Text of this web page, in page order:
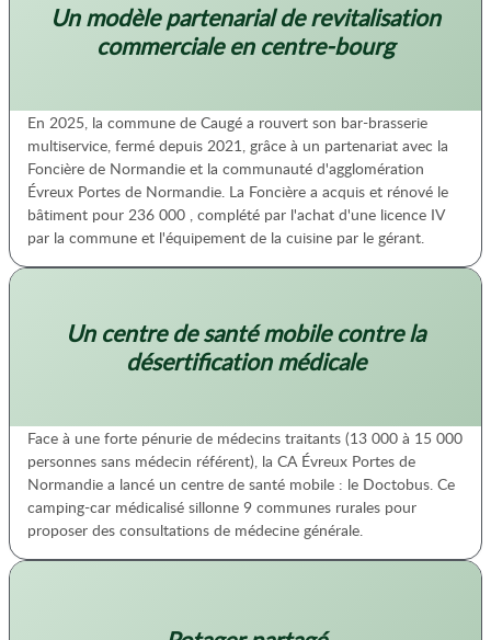
Un modèle partenarial de revitalisation
commerciale en centre-bourg
En 2025, la commune de Caugé a rouvert son bar-brasserie
multiservice, fermé depuis 2021, grâce à un partenariat avec la
Foncière de Normandie et la communauté d'agglomération
Évreux Portes de Normandie. La Foncière a acquis et rénové le
bâtiment pour 236 000 , complété par l'achat d'une licence IV
par la commune et l'équipement de la cuisine par le gérant.
Un centre de santé mobile contre la
désertification médicale
Face à une forte pénurie de médecins traitants (13 000 à 15 000
personnes sans médecin référent), la CA Évreux Portes de
Normandie a lancé un centre de santé mobile : le Doctobus. Ce
camping-car médicalisé sillonne 9 communes rurales pour
proposer des consultations de médecine générale.